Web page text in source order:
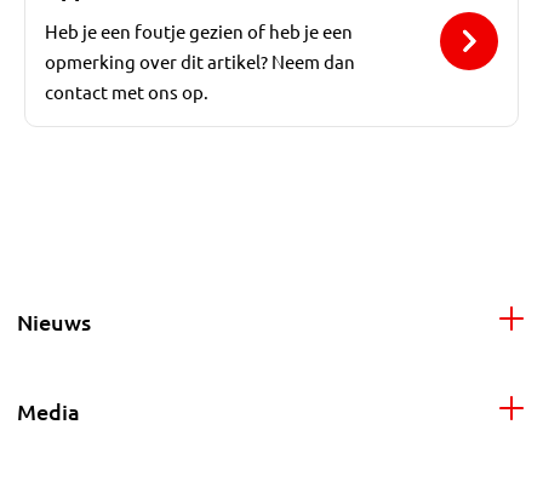
Heb je een foutje gezien of heb je een
opmerking over dit artikel? Neem dan
contact met ons op.
Nieuws
Media